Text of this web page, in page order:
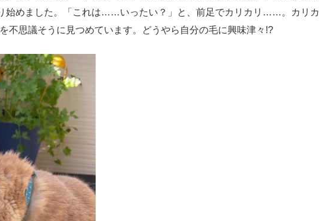
始めました。「これは……いったい？」と、前足でカリカリ……。カリカ
不思議そうに見つめています。どうやら自分の毛に興味津々!?